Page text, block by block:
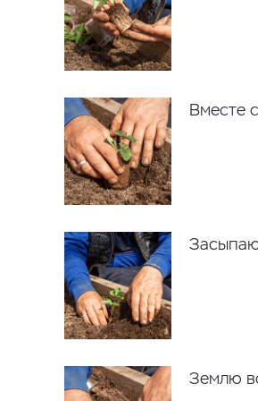
Вместе
Землю